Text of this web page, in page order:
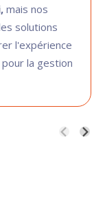
mais nos
solutions
l'expérience
la gestion